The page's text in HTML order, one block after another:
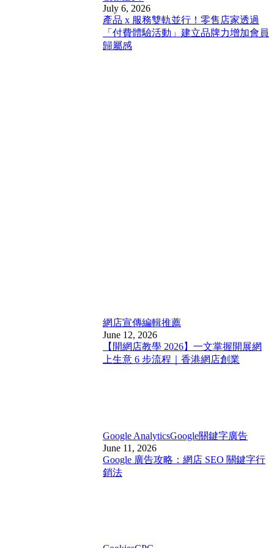
July 6, 2026
產品 x 服務雙軌並行！零售店家透過
「付費體驗活動」建立品牌力增加會員
歸屬感
網店宣傳編輯推薦
June 12, 2026
【開網店教學 2026】一文掌握開展網
上生意 6 步流程｜香港網店創業
Google AnalyticsGoogle關鍵字廣告
June 11, 2026
Google 廣告攻略：網店 SEO 關鍵字行
銷法